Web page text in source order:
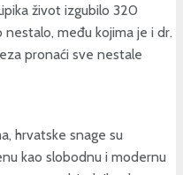
život izgubilo 320
nestalo, među kojima je i dr.
pronaći sve nestale
hrvatske snage su
kao slobodnu i modernu